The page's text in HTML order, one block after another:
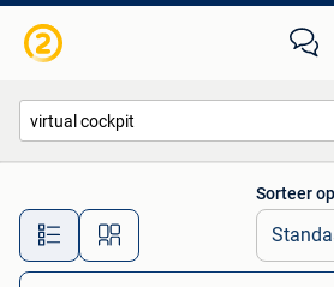
Alle afstanden…
Sorteer op